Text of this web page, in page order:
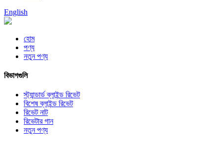
English
হোম
পণ্য
নতুন পণ্য
বিভাগগুলি
স্ট্যান্ডার্ড ব্লাইন্ড রিভেট
বিশেষ ব্লাইন্ড রিভেট
রিভেট নাট
রিভেটার গান
নতুন পণ্য